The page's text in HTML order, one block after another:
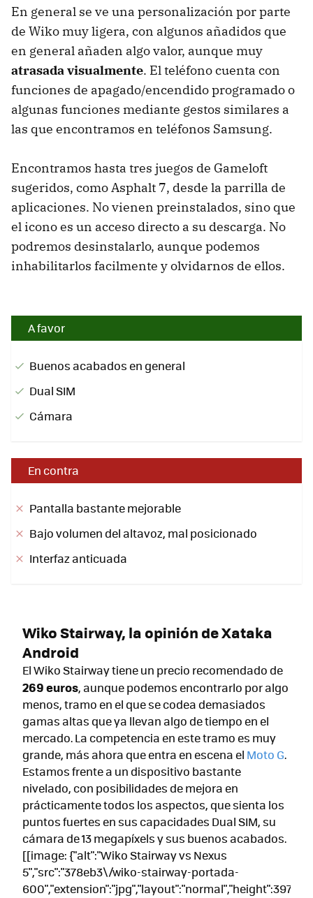
En general se ve una personalización por parte
de Wiko muy ligera, con algunos añadidos que
en general añaden algo valor, aunque muy
atrasada visualmente. El teléfono cuenta con
funciones de apagado/encendido programado o
algunas funciones mediante gestos similares a
las que encontramos en teléfonos Samsung.
Encontramos hasta tres juegos de Gameloft
sugeridos, como Asphalt 7, desde la parrilla de
aplicaciones. No vienen preinstalados, sino que
el icono es un acceso directo a su descarga. No
podremos desinstalarlo, aunque podemos
inhabilitarlos facilmente y olvidarnos de ellos.
A favor
Buenos acabados en general
Dual SIM
Cámara
En contra
Pantalla bastante mejorable
Bajo volumen del altavoz, mal posicionado
Interfaz anticuada
Wiko Stairway, la opinión de Xataka
Android
El Wiko Stairway tiene un precio recomendado de
269 euros, aunque podemos encontrarlo por algo
menos, tramo en el que se codea demasiados
gamas altas que ya llevan algo de tiempo en el
mercado. La competencia en este tramo es muy
grande, más ahora que entra en escena el Moto G.
Estamos frente a un dispositivo bastante
nivelado, con posibilidades de mejora en
prácticamente todos los aspectos, que sienta los
puntos fuertes en sus capacidades Dual SIM, su
cámara de 13 megapíxels y sus buenos acabados.
[[image: {"alt":"Wiko Stairway vs Nexus
5","src":"378eb3\/wiko-stairway-portada-